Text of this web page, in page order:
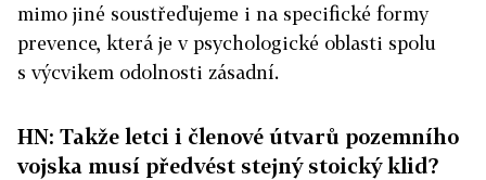
mimo jiné soustřeďujeme i na specifické formy
prevence, která je v psychologické oblasti spolu
s výcvikem odolnosti zásadní.
HN: Takže letci i členové útvarů pozemního
vojska musí předvést stejný stoický klid?